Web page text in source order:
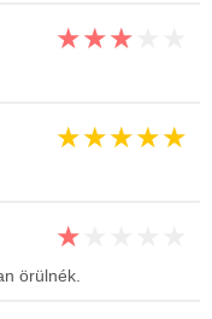
★★★
★★★★★
★
örülnék.